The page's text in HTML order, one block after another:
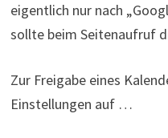
eigentlich nur nach
sollte beim Seitenaufruf
Zur Freigabe eines
Einstellungen auf …